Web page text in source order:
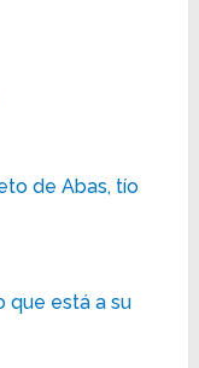
de Abas, tío
que está a su